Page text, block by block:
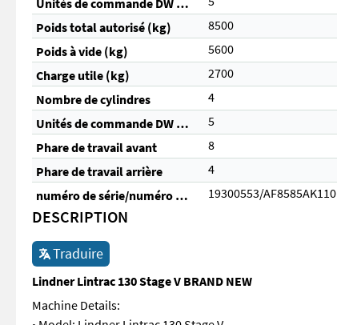
Unités de commande DW (total)
Poids total autorisé (kg)
8500
Poids à vide (kg)
5600
Charge utile (kg)
2700
Nombre de cylindres
4
Unités de commande DW (électriques)
5
Phare de travail avant
8
Phare de travail arrière
4
numéro de série/numéro de châssis
19300553/AF8585AK110
DESCRIPTION
Traduire
Lindner Lintrac 130 Stage V BRAND NEW
Machine Details: